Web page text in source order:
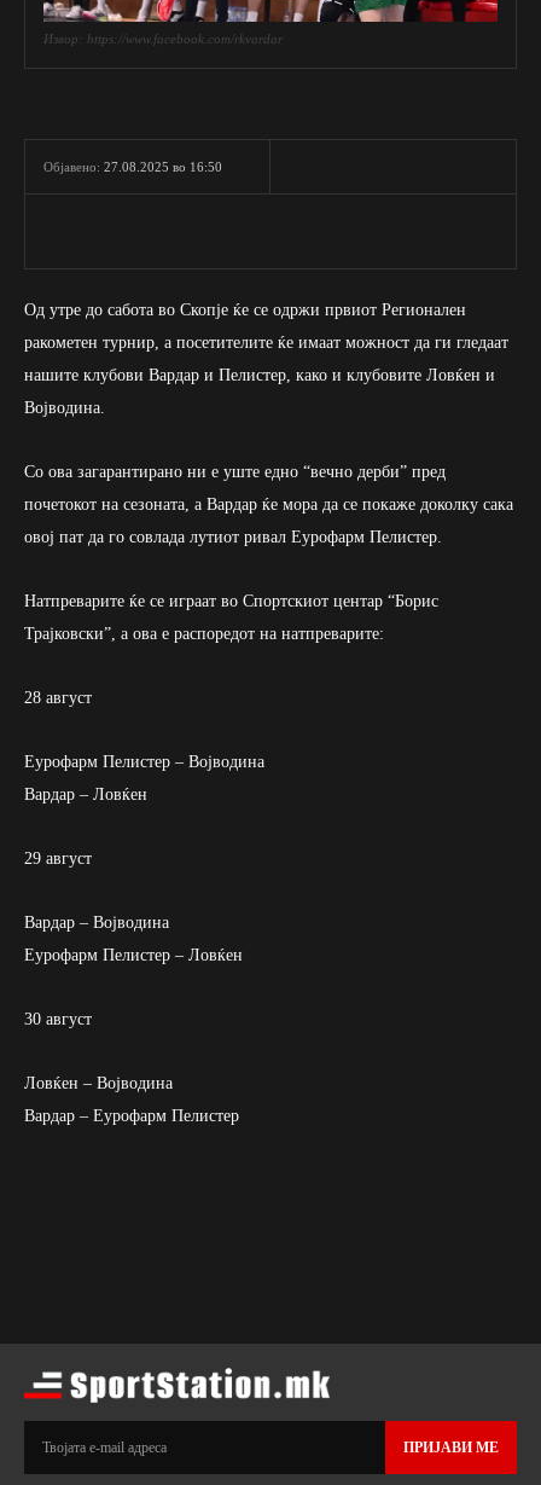
Извор: https://www.facebook.com/rkvardar
Објавено: 27.08.2025 во 16:50
Од утре до сабота во Скопје ќе се одржи првиот Регионален
ракометен турнир, а посетителите ќе имаат можност да ги гледаат
нашите клубови Вардар и Пелистер, како и клубовите Ловќен и
Војводина.
Со ова загарантирано ни е уште едно “вечно дерби” пред
почетокот на сезоната, а Вардар ќе мора да се покаже доколку сака
овој пат да го совлада лутиот ривал Еурофарм Пелистер.
Натпреварите ќе се играат во Спортскиот центар “Борис
Трајковски”, а ова е распоредот на натпреварите:
28 август
Еурофарм Пелистер – Војводина
Вардар – Ловќен
29 август
Вардар – Војводина
Еурофарм Пелистер – Ловќен
30 август
Ловќен – Војводина
Вардар – Еурофарм Пелистер
ПРИЈАВИ МЕ